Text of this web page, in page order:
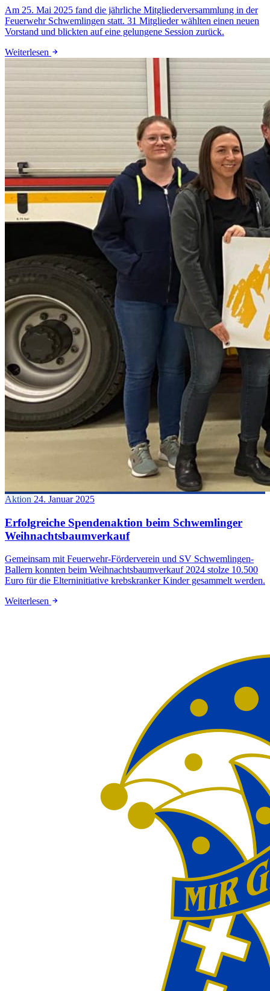
Am 25. Mai 2025 fand die jährliche Mitgliederversammlung in der
Feuerwehr Schwemlingen statt. 31 Mitglieder wählten einen neuen
Vorstand und blickten auf eine gelungene Session zurück.
Weiterlesen
Aktion 24. Januar 2025
Erfolgreiche Spendenaktion beim Schwemlinger
Weihnachtsbaumverkauf
Gemeinsam mit Feuerwehr-Förderverein und SV Schwemlingen-
Ballern konnten beim Weihnachtsbaumverkauf 2024 stolze 10.500
Euro für die Elterninitiative krebskranker Kinder gesammelt werden.
Weiterlesen